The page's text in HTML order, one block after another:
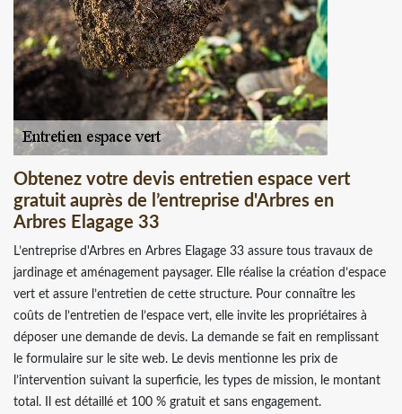
Obtenez votre devis entretien espace vert
gratuit auprès de l’entreprise d'Arbres en
Arbres Elagage 33
L’entreprise d'Arbres en Arbres Elagage 33 assure tous travaux de
jardinage et aménagement paysager. Elle réalise la création d’espace
vert et assure l’entretien de cette structure. Pour connaître les
coûts de l’entretien de l’espace vert, elle invite les propriétaires à
déposer une demande de devis. La demande se fait en remplissant
le formulaire sur le site web. Le devis mentionne les prix de
l’intervention suivant la superficie, les types de mission, le montant
total. Il est détaillé et 100 % gratuit et sans engagement.